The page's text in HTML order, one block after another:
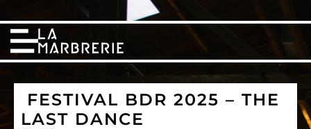
FESTIVAL BDR 2025 – THE
LAST DANCE